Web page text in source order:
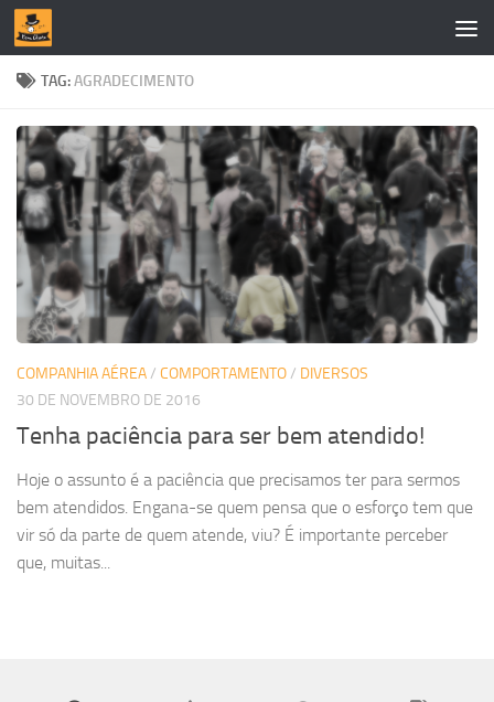
Skip to content
TAG:AGRADECIMENTO
COMPANHIA AÉREA/ COMPORTAMENTO/ DIVERSOS
30 DE NOVEMBRO DE 2016
Tenha paciência para ser bem atendido!
Hoje o assunto é a paciência que precisamos ter para sermos
bem atendidos. Engana-se quem pensa que o esforço tem que
vir só da parte de quem atende, viu? É importante perceber
que, muitas...